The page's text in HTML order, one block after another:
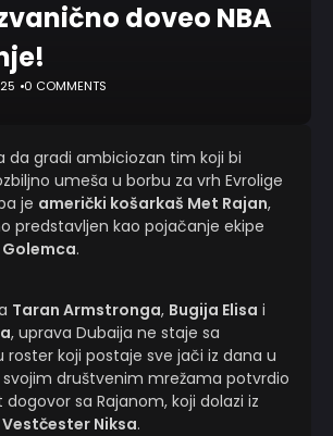
doveo NBA
0 COMMENTS
da gradi ambiciozan tim koji bi
umeša u borbu za vrh Evrolige
je američki košarkaš Met Rajan,
predstavljen kao pojačanje ekipe
.
Taran Armstronga, Bugija Elisa i
, uprava Dubaija ne staje sa
koji postaje sve jači iz dana u
svojim društvenim mrežama potvrdio
sa Rajanom, koji dolazi iz
Vestčester Niksa.